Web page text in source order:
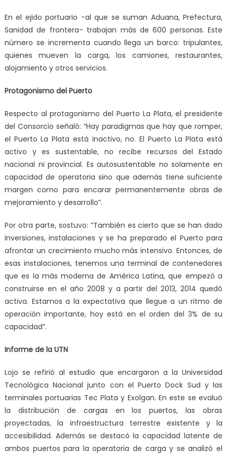
En el ejido portuario -al que se suman Aduana, Prefectura,
Sanidad de frontera- trabajan más de 600 personas. Este
número se incrementa cuando llega un barco: tripulantes,
quienes mueven la carga, los camiones, restaurantes,
alojamiento y otros servicios.
Protagonismo del Puerto
Respecto al protagonismo del Puerto La Plata, el presidente
del Consorcio señaló: “Hay paradigmas que hay que romper,
el Puerto La Plata está inactivo, no. El Puerto La Plata está
activo y es sustentable, no recibe recursos del Estado
nacional ni provincial. Es autosustentable no solamente en
capacidad de operatoria sino que además tiene suficiente
margen como para encarar permanentemente obras de
mejoramiento y desarrollo”.
Por otra parte, sostuvo: “También es cierto que se han dado
inversiones, instalaciones y se ha preparado el Puerto para
afrontar un crecimiento mucho más intensivo. Entonces, de
esas instalaciones, tenemos una terminal de contenedores
que es la más moderna de América Latina, que empezó a
construirse en el año 2008 y a partir del 2013, 2014 quedó
activa. Estamos a la expectativa que llegue a un ritmo de
operación importante, hoy está en el orden del 3% de su
capacidad”.
Informe de la UTN
Lojo se refirió al estudio que encargaron a la Universidad
Tecnológica Nacional junto con el Puerto Dock Sud y las
terminales portuarias Tec Plata y Exolgan. En este se evaluó
la distribución de cargas en los puertos, las obras
proyectadas, la infraestructura terrestre existente y la
accesibilidad. Además se destacó la capacidad latente de
ambos puertos para la operatoria de carga y se analizó el